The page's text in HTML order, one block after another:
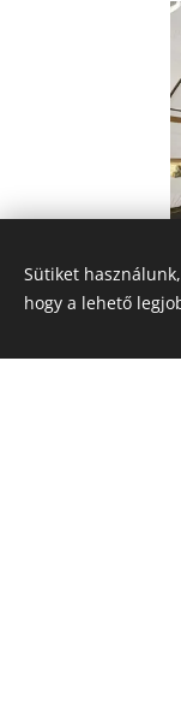
Sütiket
hogy a lehető